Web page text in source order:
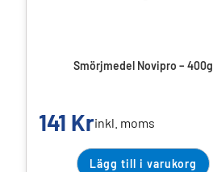
Smörjmedel Novipro – 400g
141 Krinkl. moms
Lägg till i varukorg